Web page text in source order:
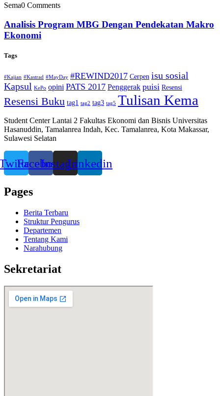
Sema0 Comments
Analisis Program MBG Dengan Pendekatan Makro
Ekonomi
Tags
#Kajian #Kastrad #MayDay #REWIND2017 Cerpen isu sosial
Kapsul
KePo opini PATS 2017 Penggerak puisi Resensi
Resensi Buku tag1 tag2 tag3 tag5 Tulisan Kema
Student Center Lantai 2 Fakultas Ekonomi dan Bisnis Universitas
Hasanuddin, Tamalanrea Indah, Kec. Tamalanrea, Kota Makassar,
Sulawesi Selatan
FacebookInstagramLinkedin
Pages
Berita Terbaru
Struktur Pengurus
Departemen
Tentang Kami
Narahubung
Sekretariat